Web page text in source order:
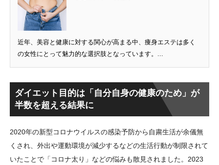
近年、美容と健康に対する関心が高まる中、痩身エステは多く
の女性にとって魅力的な選択肢となっています。...
ダイエット目的は「自分自身の健康のため」が
半数を超える結果に
2020年の新型コロナウイルスの感染予防から自粛生活が余儀無
くされ、外出や運動環境が減少するなどの生活行動が制限されて
いたことで「コロナ太り」などの悩みも散見されました。2023